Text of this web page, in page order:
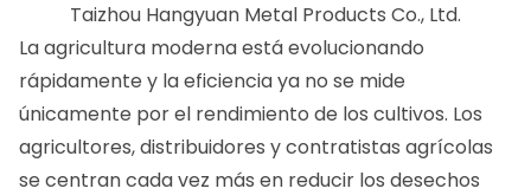
Taizhou Hangyuan Metal Products Co., Ltd.
La agricultura moderna está evolucionando
rápidamente y la eficiencia ya no se mide
únicamente por el rendimiento de los cultivos. Los
agricultores, distribuidores y contratistas agrícolas
se centran cada vez más en reducir los desechos